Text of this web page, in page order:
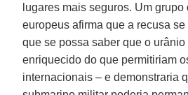
lugares mais seguros. Um
europeus afirma que a recusa
que se possa saber que o
enriquecido do que permitiriam
internacionais – e demonstraria